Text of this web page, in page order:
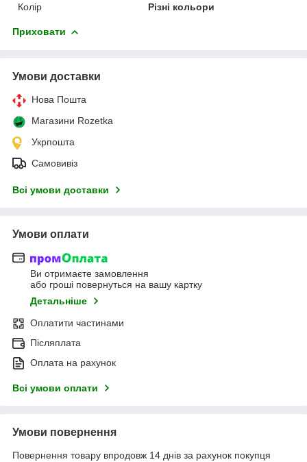
Колір
Різні кольори
Приховати
Умови доставки
Нова Пошта
Магазини Rozetka
Укрпошта
Самовивіз
Всі умови доставки
Умови оплати
Ви отримаєте замовлення
або гроші повернуться на вашу картку
Детальніше
Оплатити частинами
Післяплата
Оплата на рахунок
Всі умови оплати
Умови повернення
Повернення товару впродовж 14 днів за рахунок покупця